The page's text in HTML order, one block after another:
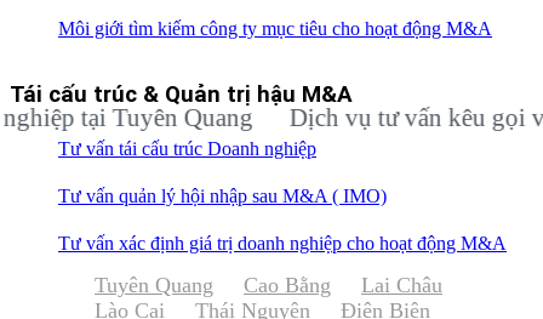
Môi giới tìm kiếm công ty mục tiêu cho hoạt động M&A
Tái cấu trúc & Quản trị hậu M&A
Tư vấn tái cấu trúc Doanh nghiệp
Tư vấn quản lý hội nhập sau M&A ( IMO)
Tư vấn xác định giá trị doanh nghiệp cho hoạt động M&A
tại Tuyên Quang Dịch vụ tư vấn kêu gọi vốn
Tuyên Quang Cao Bằng
Lai Châu
Lào Cai
Thái Nguyên Điện Biên